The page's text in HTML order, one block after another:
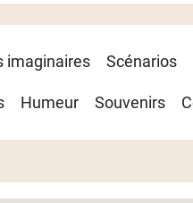
imaginaires Scénarios
Humeur Souvenirs